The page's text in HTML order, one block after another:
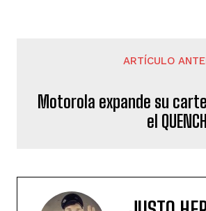
ARTÍCULO
Motorola expande su
el QUENCH